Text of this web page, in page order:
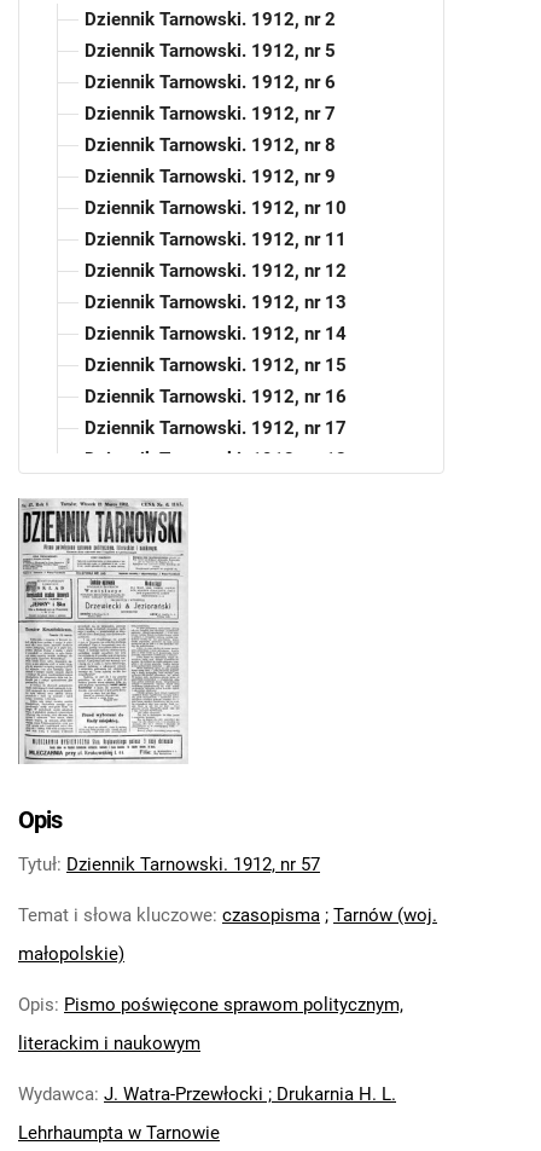
Dziennik Tarnowski. 1912, nr 2
Dziennik Tarnowski. 1912, nr 5
Dziennik Tarnowski. 1912, nr 6
Dziennik Tarnowski. 1912, nr 7
Dziennik Tarnowski. 1912, nr 8
Dziennik Tarnowski. 1912, nr 9
Dziennik Tarnowski. 1912, nr 10
Dziennik Tarnowski. 1912, nr 11
Dziennik Tarnowski. 1912, nr 12
Dziennik Tarnowski. 1912, nr 13
Dziennik Tarnowski. 1912, nr 14
Dziennik Tarnowski. 1912, nr 15
Dziennik Tarnowski. 1912, nr 16
Dziennik Tarnowski. 1912, nr 17
Dziennik Tarnowski. 1912, nr 18
Dziennik Tarnowski. 1912, nr 20
Dziennik Tarnowski. 1912, nr 21
Dziennik Tarnowski. 1912, nr 22
Dziennik Tarnowski. 1912, nr 24
Dziennik Tarnowski. 1912, nr 25
Dziennik Tarnowski. 1912, nr 28
Dziennik Tarnowski. 1912, nr 29
Dziennik Tarnowski. 1912, nr 30
Dziennik Tarnowski. 1912, nr 35
Dziennik Tarnowski. 1912, nr 57
Dziennik Tarnowski. 1912, nr 58
Dziennik Tarnowski. 1912, nr 59
Dziennik Tarnowski. 1912, nr 63
Dziennik Tarnowski. 1912, nr 64
Opis
Tytuł: Dziennik Tarnowski. 1912, nr 57
Temat i słowa kluczowe: czasopisma ; Tarnów (woj.
małopolskie)
Opis: Pismo poświęcone sprawom politycznym,
literackim i naukowym
Wydawca: J. Watra-Przewłocki ; Drukarnia H. L.
Lehrhaumpta w Tarnowie